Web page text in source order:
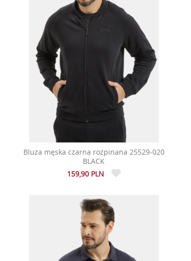
Bluza męska czarna rozpinana 25529-020
BLACK
159,90 PLN